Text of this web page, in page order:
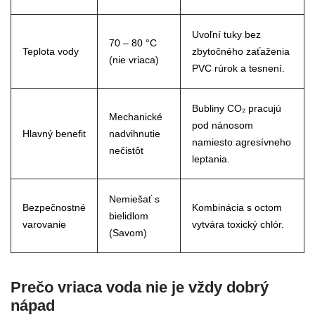
Teplota vody
70 – 80 °C
(nie vriaca)
Uvoľní tuky bez
zbytočného zaťaženia
PVC rúrok a tesnení.
Hlavný benefit
Mechanické
nadvihnutie
nečistôt
Bubliny CO₂ pracujú
pod nánosom
namiesto agresívneho
leptania.
Bezpečnostné
varovanie
Nemiešať s
bielidlom
(Savom)
Kombinácia s octom
vytvára toxický chlór.
Prečo vriaca voda nie je vždy dobrý
nápad